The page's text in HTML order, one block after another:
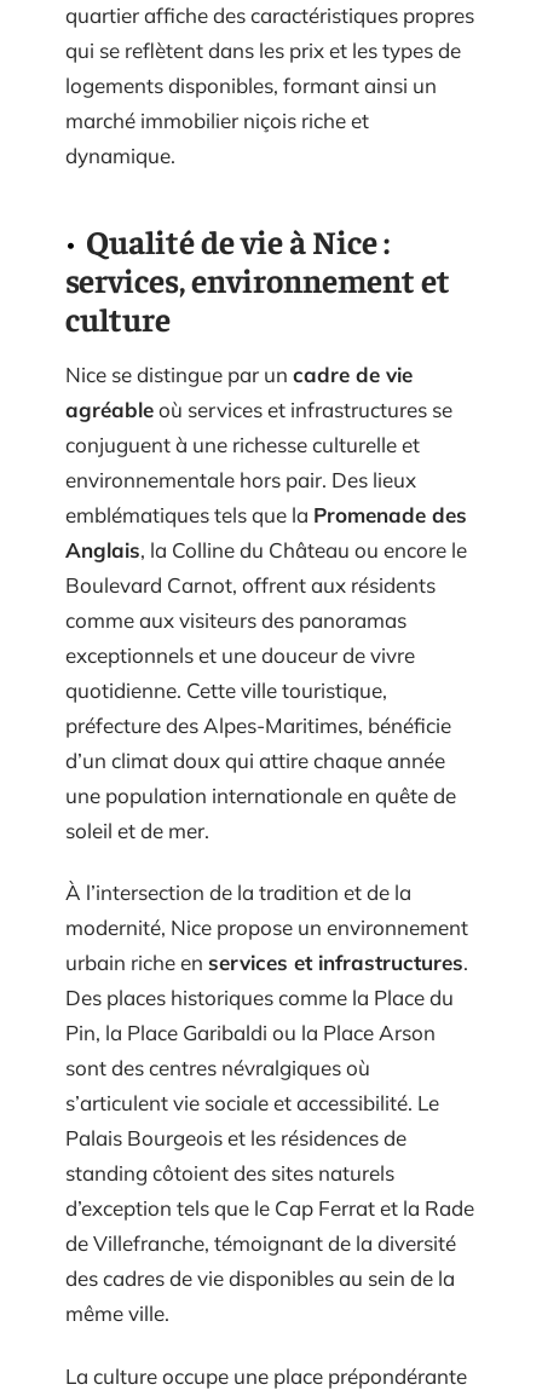
quartier affiche des caractéristiques propres
qui se reflètent dans les prix et les types de
logements disponibles, formant ainsi un
marché immobilier niçois riche et
dynamique.
Qualité de vie à Nice :
services, environnement et
culture
Nice se distingue par un cadre de vie
agréableoù services et infrastructures se
conjuguent à une richesse culturelle et
environnementale hors pair. Des lieux
emblématiques tels que la Promenade des
Anglais, la Colline du Château ou encore le
Boulevard Carnot, offrent aux résidents
comme aux visiteurs des panoramas
exceptionnels et une douceur de vivre
quotidienne. Cette ville touristique,
préfecture des Alpes-Maritimes, bénéficie
d’un climat doux qui attire chaque année
une population internationale en quête de
soleil et de mer.
À l’intersection de la tradition et de la
modernité, Nice propose un environnement
urbain riche en services et infrastructures.
Des places historiques comme la Place du
Pin, la Place Garibaldi ou la Place Arson
sont des centres névralgiques où
s’articulent vie sociale et accessibilité. Le
Palais Bourgeois et les résidences de
standing côtoient des sites naturels
d’exception tels que le Cap Ferrat et la Rade
de Villefranche, témoignant de la diversité
des cadres de vie disponibles au sein de la
même ville.
La culture occupe une place prépondérante